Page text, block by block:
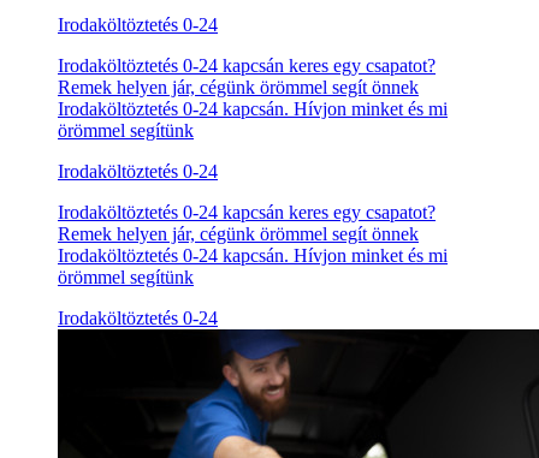
Irodaköltöztetés 0-24
Irodaköltöztetés 0-24 kapcsán keres egy csapatot?
Remek helyen jár, cégünk örömmel segít önnek
Irodaköltöztetés 0-24 kapcsán. Hívjon minket és mi
örömmel segítünk
Irodaköltöztetés 0-24
Irodaköltöztetés 0-24 kapcsán keres egy csapatot?
Remek helyen jár, cégünk örömmel segít önnek
Irodaköltöztetés 0-24 kapcsán. Hívjon minket és mi
örömmel segítünk
Irodaköltöztetés 0-24